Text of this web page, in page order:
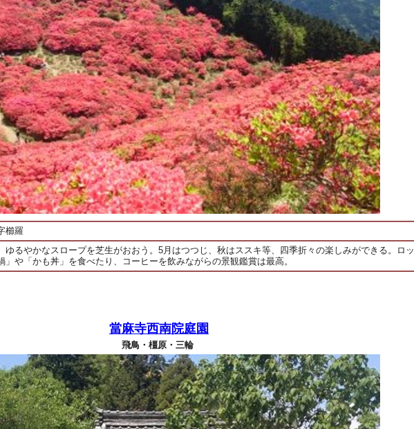
櫛羅
ゆるやかなスロープを芝生がおおう。5月はつつじ、秋はススキ等、四季折々の楽しみができる。ロッ
」や「かも丼」を食べたり、コーヒーを飲みながらの景観鑑賞は最高。
當麻寺西南院庭園
飛鳥・橿原・三輪